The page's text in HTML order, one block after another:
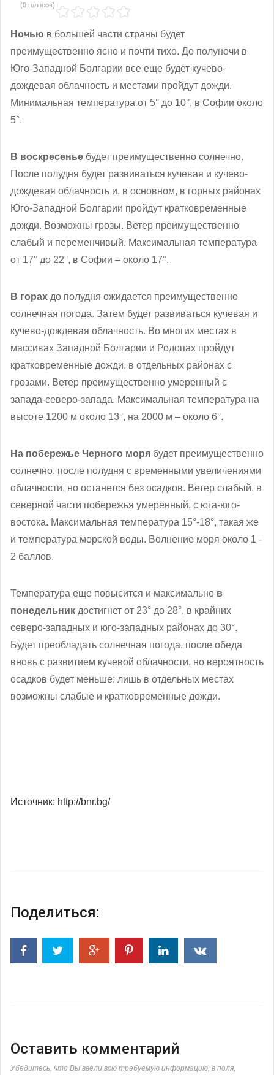
(0 голосов)
Ночью в большей части страны будет
преимущественно ясно и почти тихо. До полуночи в
Юго-Западной Болгарии все еще будет кучево-
дождевая облачность и местами пройдут дожди.
Минимальная температура от 5° до 10°, в Софии около
5°.
В воскресенье будет преимущественно солнечно.
После полудня будет развиваться кучевая и кучево-
дождевая облачность и, в основном, в горных районах
Юго-Западной Болгарии пройдут кратковременные
дожди. Возможны грозы. Ветер преимущественно
слабый и переменчивый. Максимальная температура
от 17° до 22°, в Софии – около 17°.
В горах до полудня ожидается преимущественно
солнечная погода. Затем будет развиваться кучевая и
кучево-дождевая облачность. Во многих местах в
массивах Западной Болгарии и Родопах пройдут
кратковременные дожди, в отдельных районах с
грозами. Ветер преимущественно умеренный с
запада-северо-запада. Максимальная температура на
высоте 1200 м около 13°, на 2000 м – около 6°.
На побережье Черного моря будет преимущественно
солнечно, после полудня с временными увеличениями
облачности, но останется без осадков. Ветер слабый, в
северной части побережья умеренный, с юга-юго-
востока. Максимальная температура 15°-18°, такая же
и температура морской воды. Волнение моря около 1 -
2 баллов.
Температура еще повысится и максимально в
понедельник достигнет от 23° до 28°, в крайних
северо-западных и юго-западных районах до 30°.
Будет преобладать солнечная погода, после обеда
вновь с развитием кучевой облачности, но вероятность
осадков будет меньше; лишь в отдельных местах
возможны слабые и кратковременные дожди.
Источник: http://bnr.bg/
Поделиться:
Оставить комментарий
Убедитесь, что Вы ввели всю требуемую информацию, в поля,